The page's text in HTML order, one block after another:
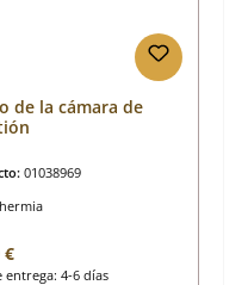
de la cámara de
01038969
€
4-6 días